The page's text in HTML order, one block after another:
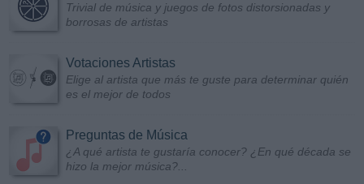
Trivial de música y juegos de fotos distorsionadas y
borrosas de artistas
Votaciones Artistas
Elige al artista que más te guste para determinar quién
es el mejor de todos
Preguntas de Música
¿A qué artista te gustaría conocer? ¿En qué década se
hizo la mejor música?...